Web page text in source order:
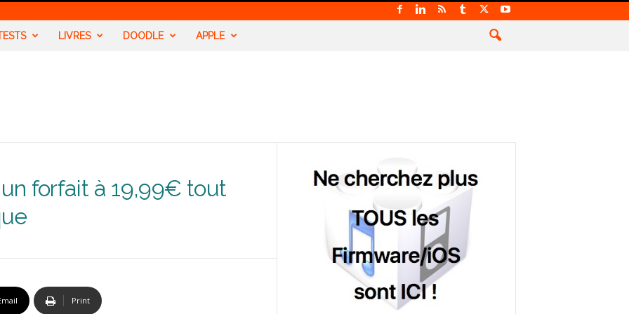
LIVRES DOODLE APPLE
forfait à 19,99€ tout
Print